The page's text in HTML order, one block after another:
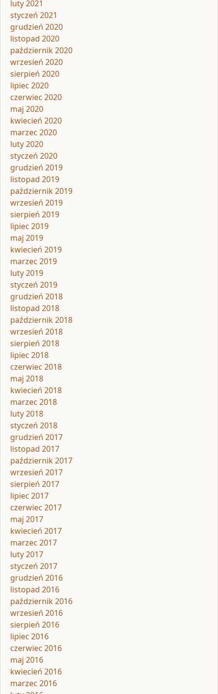
luty 2021
styczeń 2021
grudzień 2020
listopad 2020
październik 2020
wrzesień 2020
sierpień 2020
lipiec 2020
czerwiec 2020
maj 2020
kwiecień 2020
marzec 2020
luty 2020
styczeń 2020
grudzień 2019
listopad 2019
październik 2019
wrzesień 2019
sierpień 2019
lipiec 2019
maj 2019
kwiecień 2019
marzec 2019
luty 2019
styczeń 2019
grudzień 2018
listopad 2018
październik 2018
wrzesień 2018
sierpień 2018
lipiec 2018
czerwiec 2018
maj 2018
kwiecień 2018
marzec 2018
luty 2018
styczeń 2018
grudzień 2017
listopad 2017
październik 2017
wrzesień 2017
sierpień 2017
lipiec 2017
czerwiec 2017
maj 2017
kwiecień 2017
marzec 2017
luty 2017
styczeń 2017
grudzień 2016
listopad 2016
październik 2016
wrzesień 2016
sierpień 2016
lipiec 2016
czerwiec 2016
maj 2016
kwiecień 2016
marzec 2016